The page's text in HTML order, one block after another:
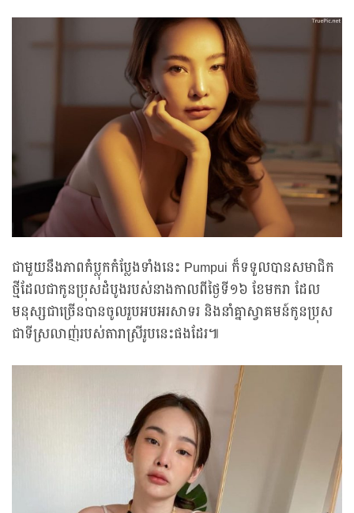
ជាមួយនឹងភាពកំប្លុកកំប្លែងទាំងនេះ Pumpui ក៏ទទួលបានសមាជិក
ថ្មីដែលជាកូនប្រុសដំបូងរបស់នាងកាលពីថ្ងៃទី១៦ ខែមករា ដែល
មនុស្សជាច្រើនបានចូលរួបអបអរសាទរ និងនាំគ្នាស្វាគមន៍កូនប្រុស
ជាទីស្រលាញ់របស់តារាស្រីរូបនេះផងដែរ៕